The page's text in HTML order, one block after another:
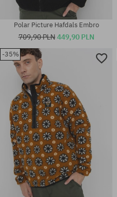
Dostępne rozmiary:
Polar Picture Hafdals Embro
709,90 PLN449,90 PLN
-35%